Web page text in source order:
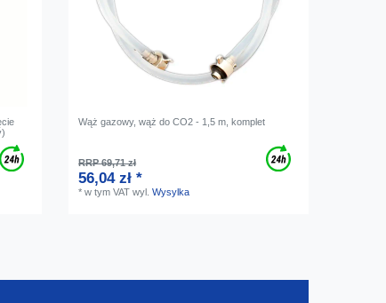
Wąż gazowy, wąż do CO2 - 1,5 m, komplet
RRP 69,71 zł
56,04 zł *
*w tym VAT wyl.Wysylka